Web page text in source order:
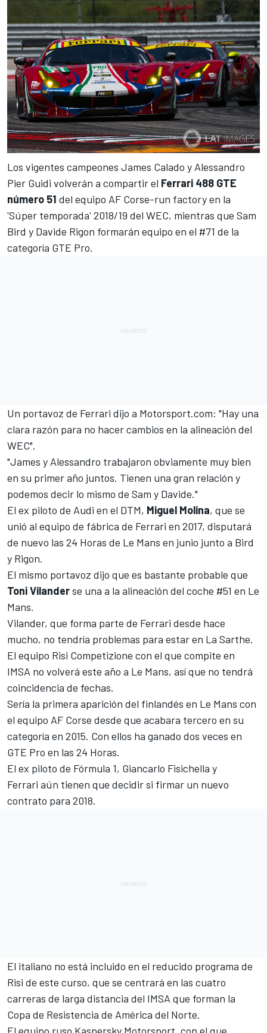
Los vigentes campeones James Calado y Alessandro
Pier Guidi volverán a compartir el Ferrari 488 GTE
número 51 del equipo AF Corse-run factory en la
'Súper temporada' 2018/19 del WEC, mientras que Sam
Bird y Davide Rigon formarán equipo en el #71 de la
categoría GTE Pro.
Un portavoz de Ferrari dijo a Motorsport.com: "Hay una
clara razón para no hacer cambios en la alineación del
WEC".
"James y Alessandro trabajaron obviamente muy bien
en su primer año juntos. Tienen una gran relación y
podemos decir lo mismo de Sam y Davide."
El ex piloto de Audi en el DTM, Miguel Molina, que se
unió al equipo de fábrica de Ferrari en 2017, disputará
de nuevo las 24 Horas de Le Mans en junio junto a Bird
y Rigon.
El mismo portavoz dijo que es bastante probable que
Toni Vilanderse una a la alineación del coche #51 en Le
Mans.
Vilander, que forma parte de Ferrari desde hace
mucho, no tendría problemas para estar en La Sarthe.
El equipo Risi Competizione con el que compite en
IMSA no volverá este año a Le Mans, así que no tendrá
coincidencia de fechas.
Sería la primera aparición del finlandés en Le Mans con
el equipo AF Corse desde que acabara tercero en su
categoría en 2015. Con ellos ha ganado dos veces en
GTE Pro en las 24 Horas.
El ex piloto de Fórmula 1, Giancarlo Fisichella y
Ferrari aún tienen que decidir si firmar un nuevo
contrato para 2018.
El italiano no está incluido en el reducido programa de
Risi de este curso, que se centrará en las cuatro
carreras de larga distancia del IMSA que forman la
Copa de Resistencia de América del Norte.